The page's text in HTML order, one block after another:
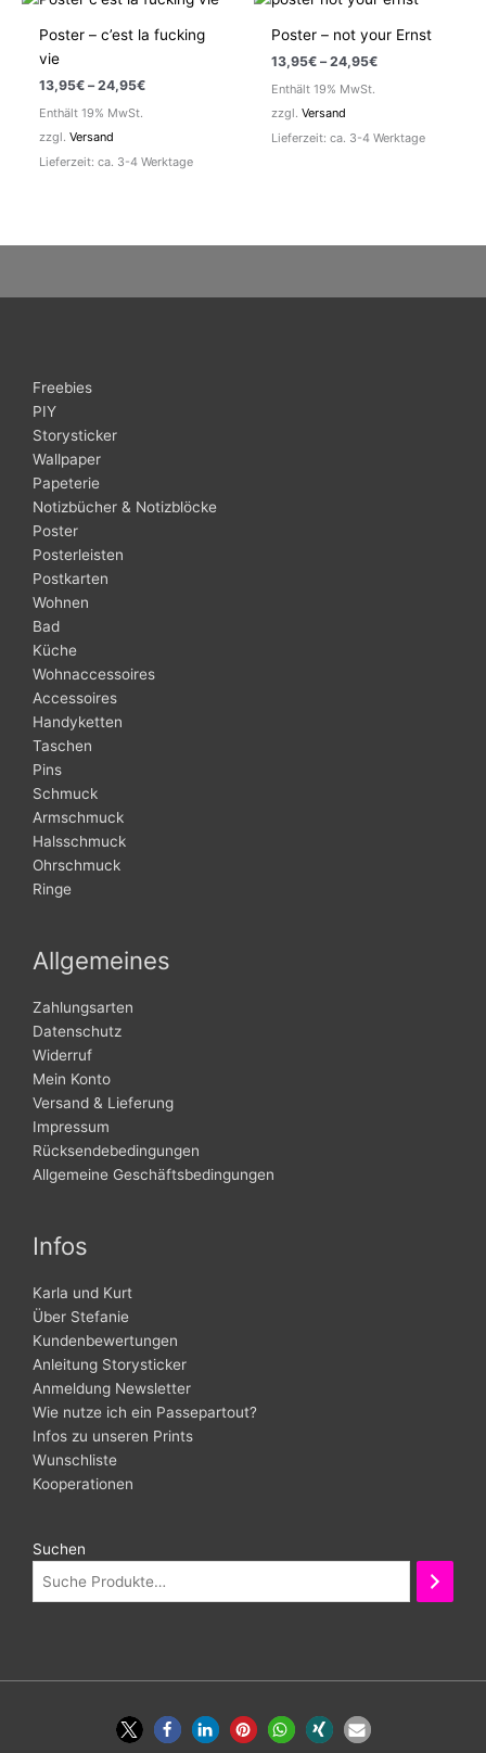
Poster – c’est la fucking
vie
13,95€ –24,95€Preisspanne:
Enthält 19% MwSt.
zzgl.Versand
Lieferzeit: ca. 3-4 Werktage
Poster – not your Ernst
13,95€ –24,95€Preisspanne:
Enthält 19% MwSt.
zzgl.Versand
Lieferzeit: ca. 3-4 Werktage
Freebies
PIY
Storysticker
Wallpaper
Papeterie
Notizbücher & Notizblöcke
Poster
Posterleisten
Postkarten
Wohnen
Bad
Küche
Wohnaccessoires
Accessoires
Handyketten
Taschen
Pins
Schmuck
Armschmuck
Halsschmuck
Ohrschmuck
Ringe
Allgemeines
Zahlungsarten
Datenschutz
Widerruf
Mein Konto
Versand & Lieferung
Impressum
Rücksendebedingungen
Allgemeine Geschäftsbedingungen
Infos
Karla und Kurt
Über Stefanie
Kundenbewertungen
Anleitung Storysticker
Anmeldung Newsletter
Wie nutze ich ein Passepartout?
Infos zu unseren Prints
Wunschliste
Kooperationen
Suchen